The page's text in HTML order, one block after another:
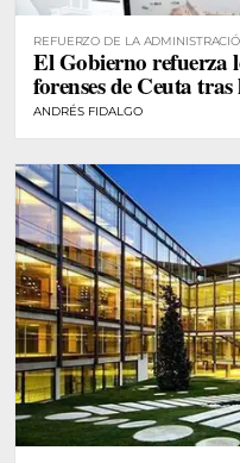
REFUERZO DE LA
El Gobierno refuerza
forenses de Ceuta
ANDRÉS FIDALGO